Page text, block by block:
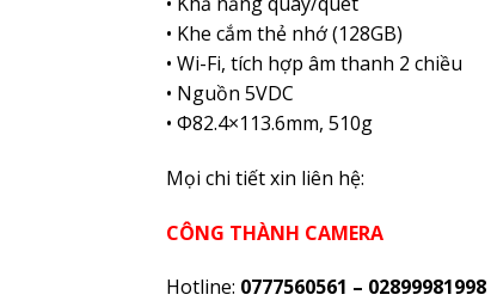
• Khe cắm thẻ nhớ (128GB)
• Wi-Fi, tích hợp âm thanh 2 chiều
• Nguồn 5VDC
• Φ82.4×113.6mm, 510g
Mọi chi tiết xin liên hệ:
CÔNG THÀNH CAMERA
Hotline: 0777560561 – 02899981998